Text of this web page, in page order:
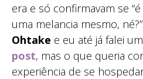
era e só confirmavam se
uma melancia mesmo, né?”.
Ohtake e eu até já falei
post, mas o que queria
experiência de se